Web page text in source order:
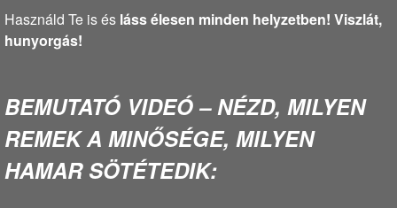
Használd Te is és láss élesen minden helyzetben! Viszlát,
hunyorgás!
BEMUTATÓ VIDEÓ – NÉZD, MILYEN
REMEK A MINŐSÉGE, MILYEN
HAMAR SÖTÉTEDIK: